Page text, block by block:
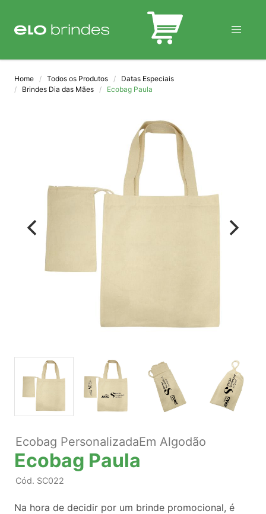
BLOG
Home Todos os Produtos
Datas Especiais
Brindes Dia das Mães
Ecobag Paula
Ecobag PersonalizadaEm Algodão
Ecobag Paula
Cód. SC022
Na hora de decidir por um brinde promocional, é